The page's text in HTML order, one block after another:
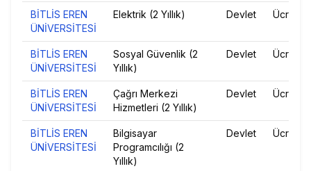
BİTLİS EREN
ÜNİVERSİTESİ
Elektrik (2 Yıllık) Devlet Ücretsiz
BİTLİS EREN
ÜNİVERSİTESİ
Sosyal Güvenlik (2
Yıllık)
Devlet Ücretsiz
BİTLİS EREN
ÜNİVERSİTESİ
Çağrı Merkezi
Hizmetleri (2 Yıllık)
Devlet Ücretsiz
BİTLİS EREN
ÜNİVERSİTESİ
Bilgisayar
Programcılığı (2
Yıllık)
Devlet Ücretsiz